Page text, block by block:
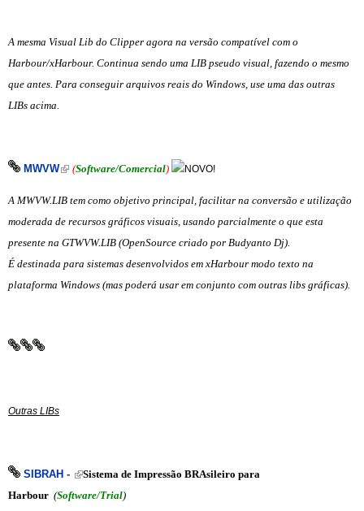
A mesma Visual Lib do Clipper agora na versão compatível com o
Harbour/xHarbour. Continua sendo uma LIB pseudo visual, fazendo o mesmo
que antes. Para conseguir arquivos reais do Windows, use uma das outras
LIBs acima.
MWVW(link is external)
(Software/Comercial)
A MWVW.LIB tem como objetivo principal, facilitar na conversão e utilização
moderada de recursos gráficos visuais, usando parcialmente o que esta
presente na GTWVW.LIB (OpenSource criado por Budyanto Dj).
É destinada para sistemas desenvolvidos em xHarbour modo texto na
plataforma Windows (mas poderá usar em conjunto com outras libs gráficas).
Outras LIBs
SIBRAH - (link is external)
Sistema de Impressão BRAsileiro para
Harbour (Software/Trial)